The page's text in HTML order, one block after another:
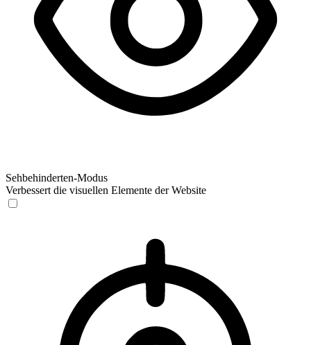
Sehbehinderten-Modus
Verbessert die visuellen Elemente der Website